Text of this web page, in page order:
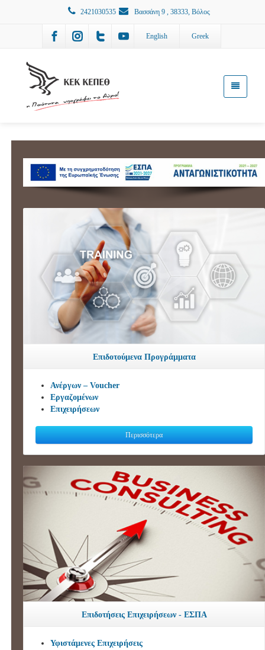
2421030535 Βασσάνη 9 , 38333, Βόλος
English Greek
Επιδοτούμενα Προγράμματα
Ανέργων – Voucher
Εργαζομένων
Επιχειρήσεων
Περισσότερα
Επιδοτήσεις Επιχειρήσεων - ΕΣΠΑ
Υφιστάμενες Επιχειρήσεις